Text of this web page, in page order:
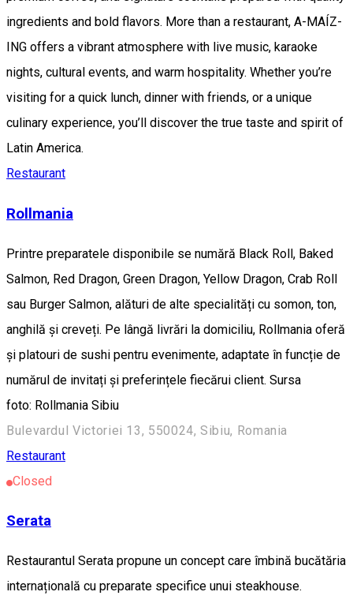
ingredients and bold flavors. More than a restaurant, A-MAÍZ-
ING offers a vibrant atmosphere with live music, karaoke
nights, cultural events, and warm hospitality. Whether you’re
visiting for a quick lunch, dinner with friends, or a unique
culinary experience, you’ll discover the true taste and spirit of
Latin America.
Restaurant
Rollmania
Printre preparatele disponibile se numără Black Roll, Baked
Salmon, Red Dragon, Green Dragon, Yellow Dragon, Crab Roll
sau Burger Salmon, alături de alte specialități cu somon, ton,
anghilă și creveți. Pe lângă livrări la domiciliu, Rollmania oferă
și platouri de sushi pentru evenimente, adaptate în funcție de
numărul de invitați și preferințele fiecărui client. Sursa
foto: Rollmania Sibiu
Bulevardul Victoriei 13, 550024, Sibiu, Romania
Restaurant
Closed
Serata
Restaurantul Serata propune un concept care îmbină bucătăria
internațională cu preparate specifice unui steakhouse.